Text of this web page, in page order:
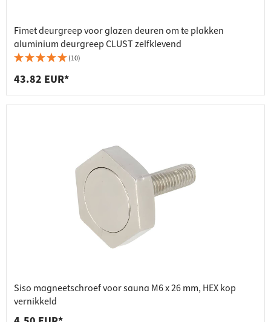
Fimet deurgreep voor glazen deuren om te plakken
aluminium deurgreep CLUST zelfklevend
(10)
43.82 EUR*
Siso magneetschroef voor sauna M6 x 26 mm, HEX kop
vernikkeld